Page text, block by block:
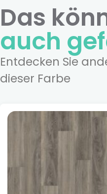
Das
auch
Entdecken Sie
dieser Farbe